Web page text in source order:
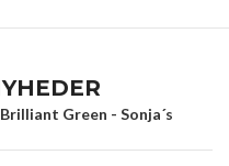
Brilliant Green - Sonja´s